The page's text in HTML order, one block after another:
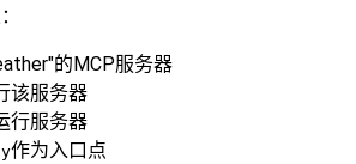
的MCP服务器
该服务器
行服务器
作为入口点